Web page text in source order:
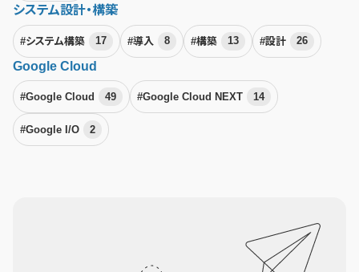
システム設計・構築
#システム構築 17 #導入 8 #構築 13 #設計 26
Google Cloud
#Google Cloud 49 #Google Cloud NEXT 14
#Google I/O 2